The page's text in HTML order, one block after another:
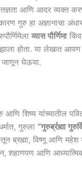
आणि आदर व्यक्त
गुरु हा अज्ञानाचा अंधार
व्यास पौर्णिमा
होता. या लेखात आपण
जाणून घेऊया.
आणि शिष्य यांच्यातील
गुरुला “गुरुर्ब्रह्मा
ब्रह्मा, विष्णू आणि
शहाणपण आणि